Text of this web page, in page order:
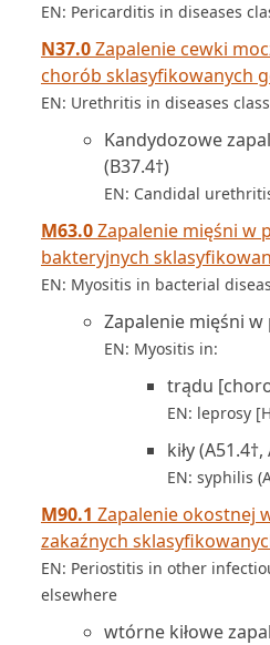
EN: Pericarditis in diseases
N37.0Zapalenie cewki
chorób sklasyfikowanych
EN: Urethritis in diseases
Kandydozowe
(B37.4†)
EN: Candidal
M63.0Zapalenie mięśni w
bakteryjnych
EN: Myositis in bacterial
Zapalenie mięśni w
EN: Myositis in:
trądu
EN: leprosy
kiły
EN: syphilis
M90.1 Zapalenie okostnej
zakaźnych
EN: Periostitis in other
elsewhere
wtórne kiłowe